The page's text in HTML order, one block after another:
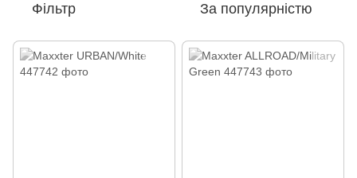
Фільтр За популярністю